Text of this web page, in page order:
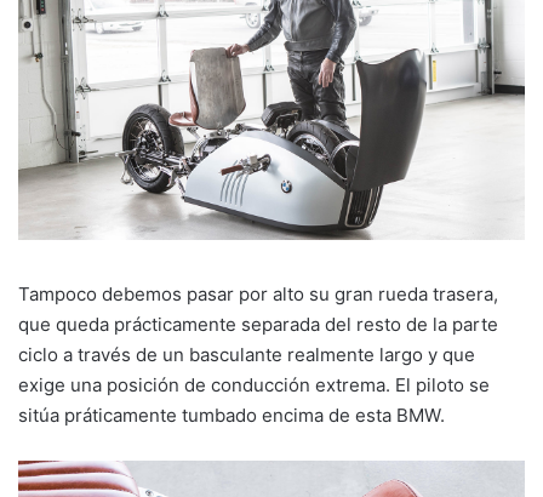
Tampoco debemos pasar por alto su gran rueda trasera,
que queda prácticamente separada del resto de la parte
ciclo a través de un basculante realmente largo y que
exige una posición de conducción extrema. El piloto se
sitúa práticamente tumbado encima de esta BMW.